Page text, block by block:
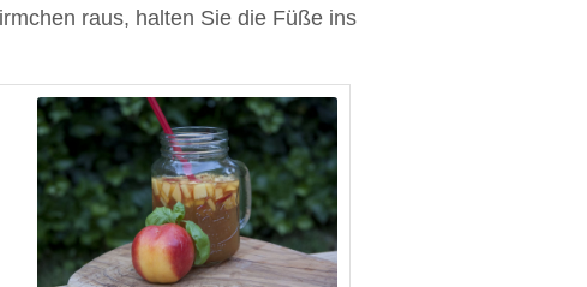
raus, halten Sie die Füße ins